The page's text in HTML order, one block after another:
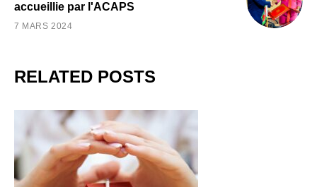
accueillie par l'ACAPS
7 MARS 2024
RELATED POSTS